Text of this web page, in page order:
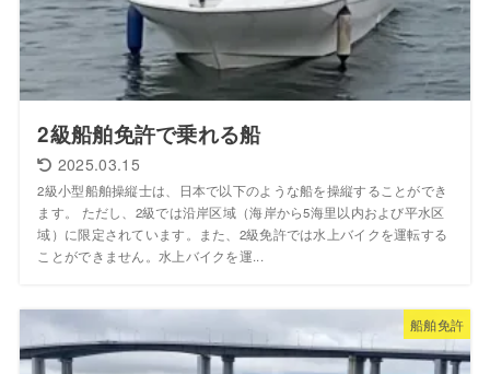
2級船舶免許で乗れる船
2025.03.15
2級小型船舶操縦士は、日本で以下のような船を操縦することができ
ます。 ただし、2級では沿岸区域（海岸から5海里以内および平水区
域）に限定されています。また、2級免許では水上バイクを運転する
ことができません。水上バイクを運...
船舶免許